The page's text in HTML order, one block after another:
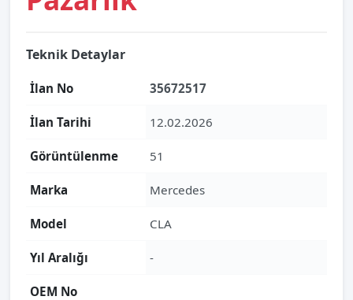
Teknik Detaylar
İlan No 35672517
İlan Tarihi 12.02.2026
Görüntülenme 51
Marka Mercedes
Model CLA
Yıl Aralığı -
OEM No